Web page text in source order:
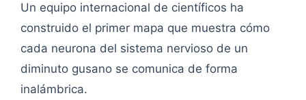
Un equipo internacional de científicos ha
construido el primer mapa que muestra cómo
cada neurona del sistema nervioso de un
diminuto gusano se comunica de forma
inalámbrica.